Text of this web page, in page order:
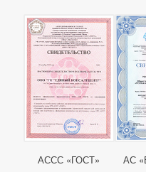
АССС «ГОСТ» АС